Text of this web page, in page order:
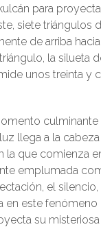
para
siete triángulos
de arriba
la silueta
unos treinta y
llega a la
la que comienza
emplumada
el
en este fenómeno
su